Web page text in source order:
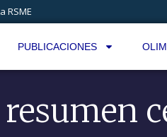
RSME
PUBLICACIONES